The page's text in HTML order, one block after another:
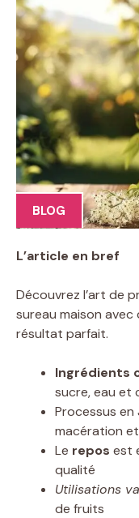
BLOG
L’article en bref
Découvrez l’art de
sureau maison
résultat parfait.
Ingrédients
sucre, eau et
Processus en
macération
Le repos est
qualité
Utilisations
de fruits